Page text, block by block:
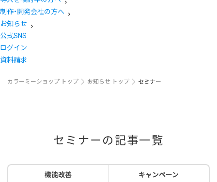
制作・開発会社の方へ
お知らせ
公式SNS
ログイン
資料請求
カラーミーショップ トップ お知らせ トップ セミナー
セミナーの記事一覧
機能改善 キャンペーン